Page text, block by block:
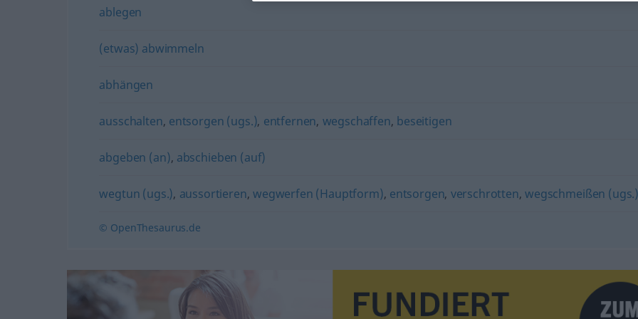
ablegen
(etwas) abwimmeln
abhängen
ausschalten, entsorgen (ugs.), entfernen, wegschaffen, beseitigen
abgeben (an), abschieben (auf)
wegtun (ugs.), aussortieren, wegwerfen (Hauptform), entsorgen, verschrotten,wegschmeißen
© OpenThesaurus.de